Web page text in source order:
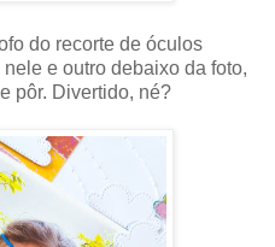
do recorte de óculos
e outro debaixo da foto,
pôr. Divertido, né?